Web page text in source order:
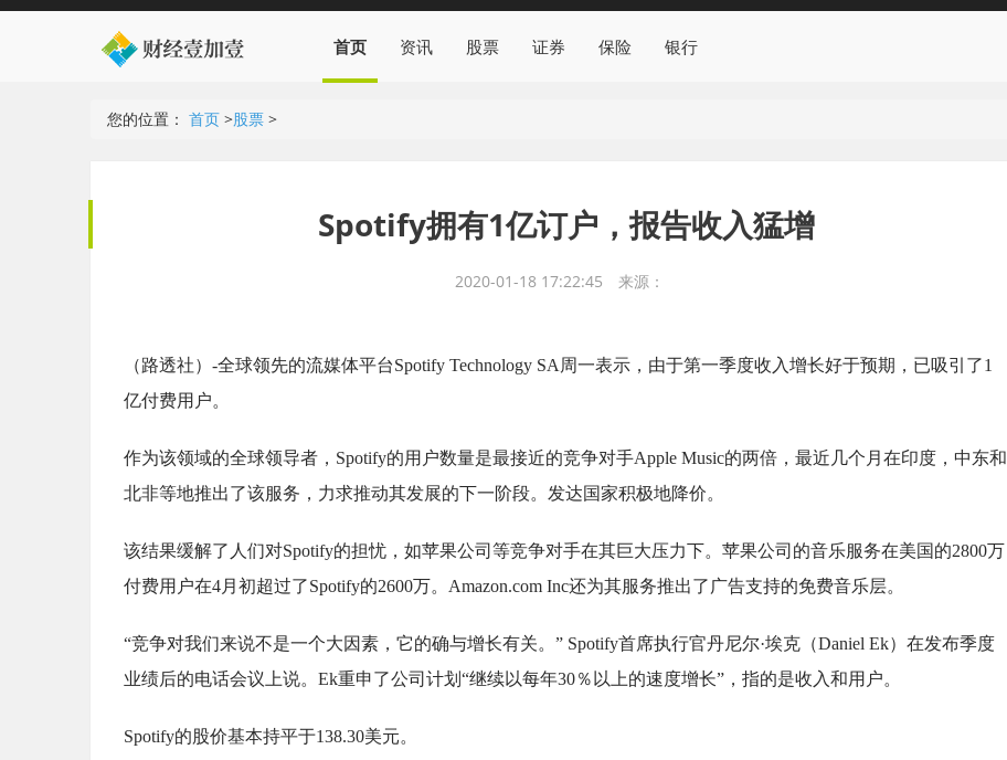
首页 资讯 股票 证券 保险 银行
您的位置： 首页 >股票 >
Spotify拥有1亿订户，报告收入猛增
2020-01-18 17:22:45 来源：
（路透社）-全球领先的流媒体平台Spotify Technology SA周一表示，由于第一季度收入增长好于预期，已吸引了1
亿付费用户。
作为该领域的全球领导者，Spotify的用户数量是最接近的竞争对手Apple Music的两倍，最近几个月在印度，中东和
北非等地推出了该服务，力求推动其发展的下一阶段。发达国家积极地降价。
该结果缓解了人们对Spotify的担忧，如苹果公司等竞争对手在其巨大压力下。苹果公司的音乐服务在美国的2800万
付费用户在4月初超过了Spotify的2600万。Amazon.com Inc还为其服务推出了广告支持的免费音乐层。
“竞争对我们来说不是一个大因素，它的确与增长有关。” Spotify首席执行官丹尼尔·埃克（Daniel Ek）在发布季度
业绩后的电话会议上说。Ek重申了公司计划“继续以每年30％以上的速度增长”，指的是收入和用户。
Spotify的股价基本持平于138.30美元。